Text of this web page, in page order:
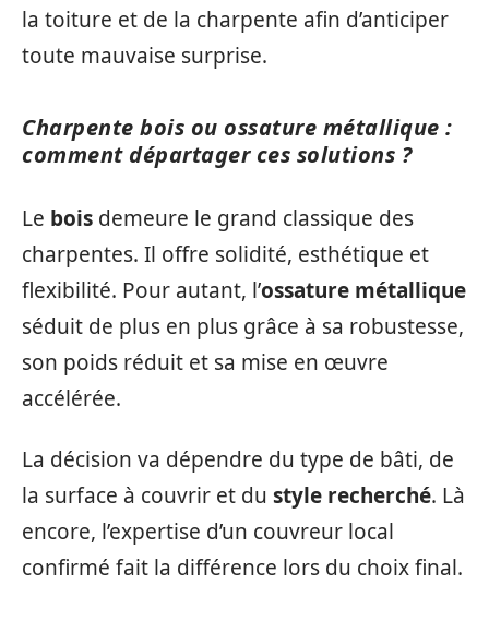
la toiture et de la charpente afin d’anticiper
toute mauvaise surprise.
Charpente bois ou ossature métallique :
comment départager ces solutions ?
Le bois demeure le grand classique des
charpentes. Il offre solidité, esthétique et
flexibilité. Pour autant, l’ossature métallique
séduit de plus en plus grâce à sa robustesse,
son poids réduit et sa mise en œuvre
accélérée.
La décision va dépendre du type de bâti, de
la surface à couvrir et du style recherché. Là
encore, l’expertise d’un couvreur local
confirmé fait la différence lors du choix final.